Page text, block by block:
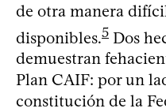
de otra manera
disponibles.5 Dos
demuestran
Plan CAIF: por un
constitución de la